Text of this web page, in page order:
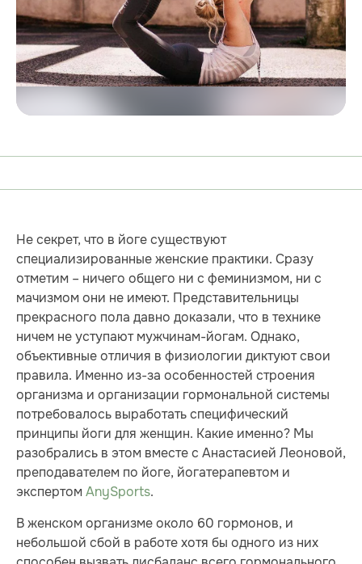
Не секрет, что в йоге существуют
специализированные женские практики. Сразу
отметим – ничего общего ни с феминизмом, ни с
мачизмом они не имеют. Представительницы
прекрасного пола давно доказали, что в технике
ничем не уступают мужчинам-йогам. Однако,
объективные отличия в физиологии диктуют свои
правила. Именно из-за особенностей строения
организма и организации гормональной системы
потребовалось выработать специфический
принципы йоги для женщин. Какие именно? Мы
разобрались в этом вместе с Анастасией Леоновой,
преподавателем по йоге, йогатерапевтом и
экспертом AnySports.
В женском организме около 60 гормонов, и
небольшой сбой в работе хотя бы одного из них